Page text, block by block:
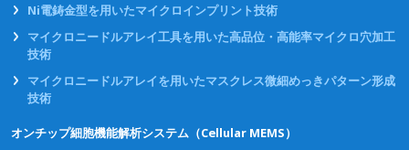
Ni電鋳金型を用いたマイクロインプリント技術
マイクロニードルアレイ工具を用いた高品位・高能率マイクロ穴加工
技術
マイクロニードルアレイを用いたマスクレス微細めっきパターン形成
技術
オンチップ細胞機能解析システム（Cellular MEMS）